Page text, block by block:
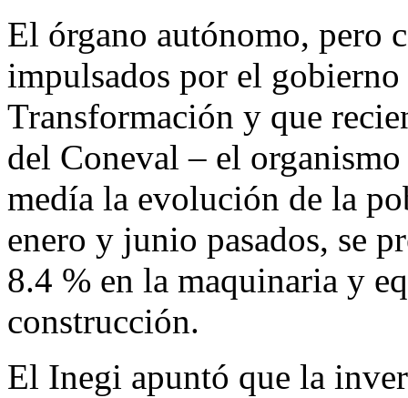
El órgano autónomo, pero
impulsados por el
Transformación y que
del Coneval – el
medía la evolución de la
enero y junio pasados, se
8.4 % en la maquinaria y
construcción.
El Inegi apuntó que la